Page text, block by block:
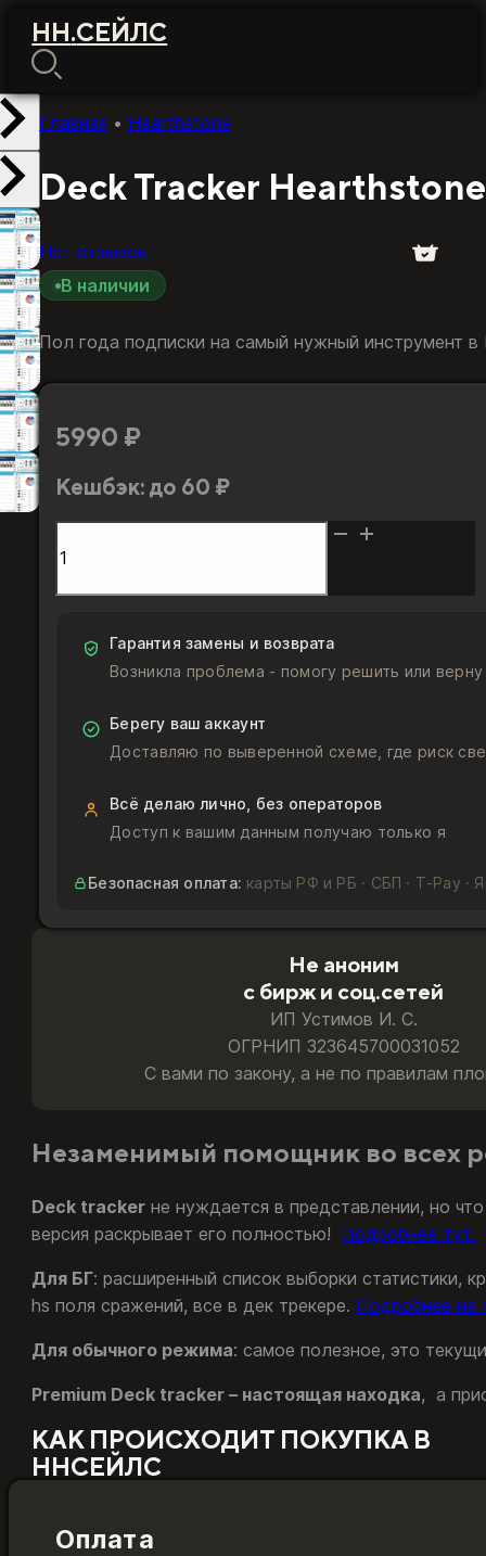
НН.СЕЙЛС
Главная • Hearthstone
Deck Tracker
Нет отзывов
В наличии
Пол года подписки на самый нужный инструмент в
5990 ₽
Кешбэк: до 60 ₽
товара
Hearthstone
premium
месяцев
Гарантия замены и возврата
Возникла проблема - помогу решить или верну
Берегу ваш аккаунт
Доставляю по выверенной схеме, где риск
Всё делаю лично, без операторов
Доступ к вашим данным получаю только я
Безопасная оплата: карты РФ и РБ · СБП · T‑Pay ·
Не аноним
с бирж и соц.сетей
ИП Устимов И. С.
ОГРНИП 323645700031052
С вами по закону, а не по правилам
Незаменимый помощник во всех
Deck tracker не нуждается в представлении, но
версия раскрывает его полностью! Подробнее тут.
Для БГ: расширенный список выборки статистики,
hs поля сражений, все в дек трекере. Подробнее на
Для обычного режима: самое полезное, это
Premium Deck tracker – настоящая находка, а
КАК ПРОИСХОДИТ ПОКУПКА В
ННСЕЙЛС
Оплата